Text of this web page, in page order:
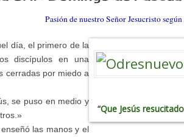
Pasión de nuestro Señor Jesucristo
“Que Jesús
día, el primero de la
discípulos en una
cerradas por miedo a
se puso en medio y
las manos y el